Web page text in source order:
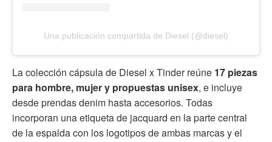
Una publicación compartida de Diesel (@diesel)
La colección cápsula de Diesel x Tinder reúne 17 piezas
para hombre, mujer y propuestas unisex, e incluye
desde prendas denim hasta accesorios. Todas
incorporan una etiqueta de jacquard en la parte central
de la espalda con los logotipos de ambas marcas y el